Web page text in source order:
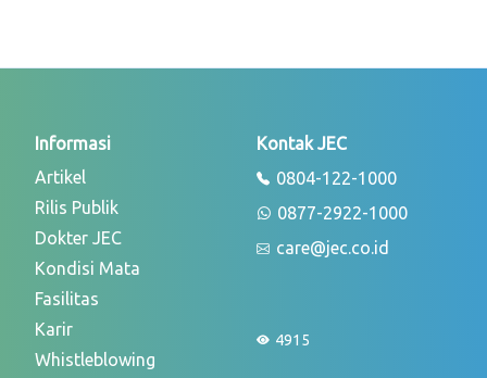
Informasi
Artikel
Rilis Publik
Dokter JEC
Kondisi Mata
Fasilitas
Karir
Whistleblowing
Kontak JEC
0804-122-1000
0877-2922-1000
care@jec.co.id
4915